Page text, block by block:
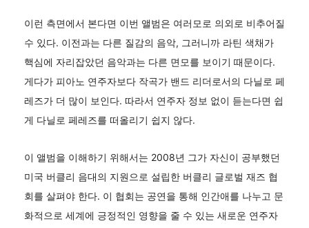
이런 측면에서 본다면 이번 앨범은 여러모로 의외로 비추어질
수 있다. 이전과는 다른 질감의 음악, 그러니까 라틴 색채가
핵심에 자리잡았던 음악과는 다른 면모를 보이기 때문이다.
게다가 피아노 연주자보다 작곡가 밴드 리더로서의 다닐로 페
레즈가 더 많이 보인다. 따라서 연주자 정보 없이 듣는다면 쉽
게 다닐로 페레즈를 떠올리기 쉽지 않다.
이 앨범을 이해하기 위해서는 2008년 그가 자신이 공부했던
미국 버클리 음대의 지원으로 설립한 버클리 글로벌 재즈 협
회를 살펴야 한다. 이 협회는 공연을 통해 인간애를 나누고 문
화적으로 세계에 긍정적인 영향을 줄 수 있는 새로운 연주자